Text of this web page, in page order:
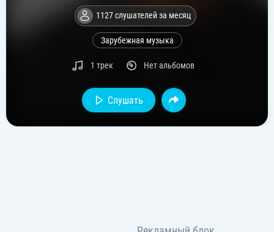
1127 слушателей за месяц
Зарубежная музыка
1 трек Нет альбомов
Слушать